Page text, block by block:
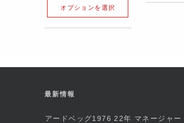
オプションを選択
最新情報
アードベッグ1976 22年 マネージャー